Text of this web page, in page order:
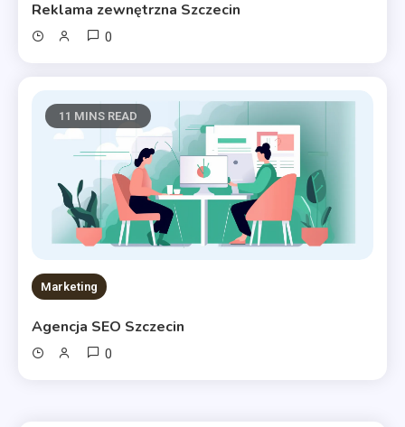
Reklama zewnętrzna Szczecin
0
11 MINS READ
Marketing
Agencja SEO Szczecin
0